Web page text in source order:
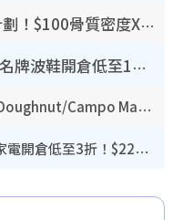
港大推賽馬會強化骨骼計劃！$100骨質密度X光檢查 完成免費運動訓練送超市禮券！附參加資格
開倉優惠 | 尖沙咀海港城名牌波鞋開倉低至1折！On鞋$899起／Joy&Peace鞋履$98起
開倉優惠｜銅鑼灣時代廣場Doughnut/Campo Marzio開倉低至1折！背囊、書包、手袋劈價$200起
廚具開倉｜特福Tefal廚具/家電開倉低至3折！$220起買平底鍋/炒鑊/湯煲！電飯煲/吸塵機/燙斗$418起